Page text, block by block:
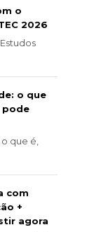
o
2026
o que
pode
que é,
com
+
agora